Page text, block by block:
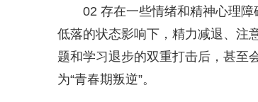
02 存在一些情绪和精神心理
低落的状态影响下，精力减退、注
题和学习退步的双重打击后，甚至
为“青春期叛逆”。